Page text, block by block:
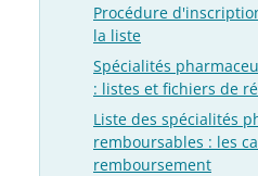
Procédure
la liste
Spécialités
: listes et fichiers de
Liste des spécialités
remboursables : les
remboursement